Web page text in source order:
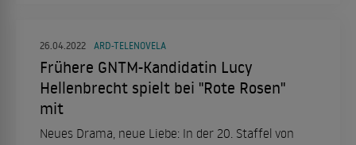
26.04.2022 ARD-TELENOVELA
Frühere GNTM-Kandidatin Lucy
Hellenbrecht spielt bei "Rote Rosen"
mit
Neues Drama, neue Liebe: In der 20. Staffel von